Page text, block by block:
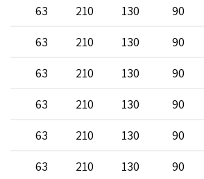
90
130
210
63
90
130
210
63
90
130
210
63
90
130
210
63
90
130
210
63
90
130
210
63